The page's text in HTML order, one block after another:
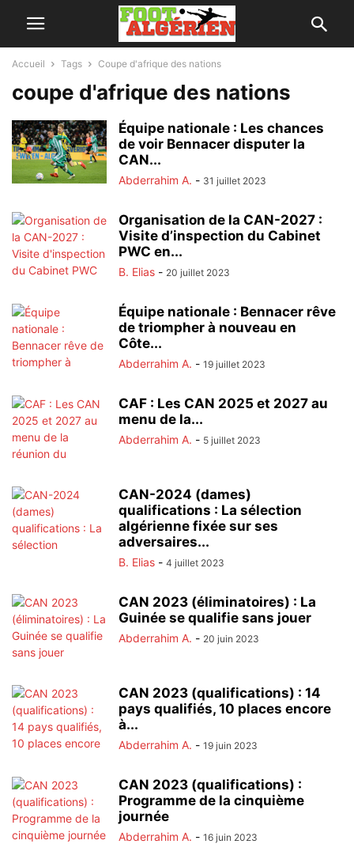
Accueil Tags Coupe d'afrique des nations
coupe d'afrique des nations
Équipe nationale : Les chances
de voir Bennacer disputer la
CAN...
Abderrahim A. - 31 juillet 2023
Organisation de la CAN-2027 :
Visite d’inspection du Cabinet
PWC en...
B. Elias - 20 juillet 2023
Équipe nationale : Bennacer rêve
de triompher à nouveau en
Côte...
Abderrahim A. - 19 juillet 2023
CAF : Les CAN 2025 et 2027 au
menu de la...
Abderrahim A. - 5 juillet 2023
CAN-2024 (dames)
qualifications : La sélection
algérienne fixée sur ses
adversaires...
B. Elias - 4 juillet 2023
CAN 2023 (éliminatoires) : La
Guinée se qualifie sans jouer
Abderrahim A. - 20 juin 2023
CAN 2023 (qualifications) : 14
pays qualifiés, 10 places encore
à...
Abderrahim A. - 19 juin 2023
CAN 2023 (qualifications) :
Programme de la cinquième
journée
Abderrahim A. - 16 juin 2023